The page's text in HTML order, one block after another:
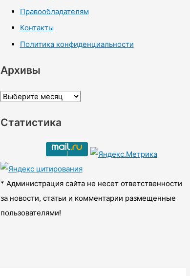
Правообладателям
Контакты
Политика конфиденциальности
Архивы
А
х
ы
Статистика
* Администрация сайта не несет ответственности
за новости, статьи и комментарии размещенные
пользователями!